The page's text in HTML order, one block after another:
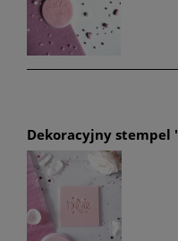
Dekoracyjny stempel